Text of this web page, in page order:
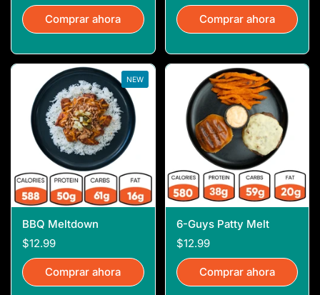
Comprar ahora Comprar ahora
BBQ Meltdown
$12.99
Comprar ahora
NEW
6-Guys Patty Melt
$12.99
Comprar ahora